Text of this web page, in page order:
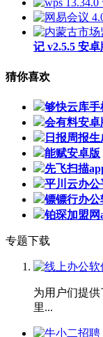
记 v2.5.5 安卓
猜你喜欢
够快云库手
会有料安卓
日报周报
能赋安卓版
先飞扫描
平川云办
镖镖行办
铂琛加盟网
专题下载
为用户们提
里...